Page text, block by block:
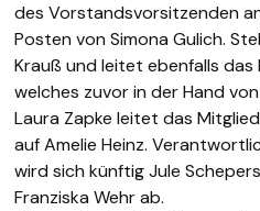
des Vorstandsvorsitzenden
Posten von Simona Gulich.
Krauß und leitet ebenfalls
welches zuvor in der Hand von
Laura Zapke leitet das
auf Amelie Heinz.
wird sich künftig Jule
Franziska Wehr ab.